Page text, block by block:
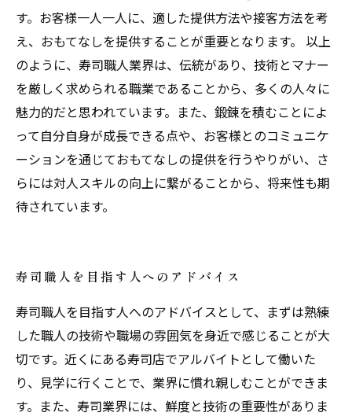
す。お客様一人一人に、適した提供方法や接客方法を考
え、おもてなしを提供することが重要となります。 以上
のように、寿司職人業界は、伝統があり、技術とマナー
を厳しく求められる職業であることから、多くの人々に
魅力的だと思われています。また、鍛錬を積むことによ
って自分自身が成長できる点や、お客様とのコミュニケ
ーションを通じておもてなしの提供を行うやりがい、さ
らには対人スキルの向上に繋がることから、将来性も期
待されています。
寿司職人を目指す人へのアドバイス
寿司職人を目指す人へのアドバイスとして、まずは熟練
した職人の技術や職場の雰囲気を身近で感じることが大
切です。近くにある寿司店でアルバイトとして働いた
り、見学に行くことで、業界に慣れ親しむことができま
す。また、寿司業界には、鮮度と技術の重要性がありま